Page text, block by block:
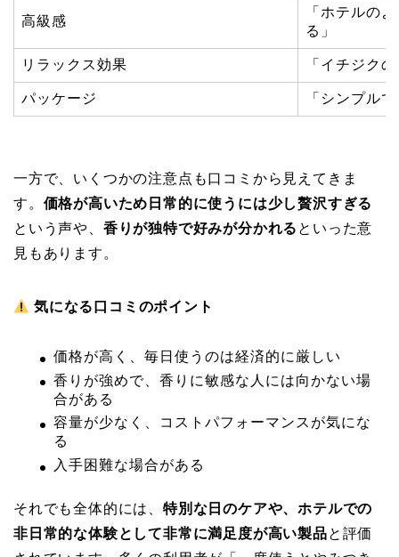
高級感
「ホテルの
る」
リラックス効果 「イチジク
パッケージ 「シンプル
一方で、いくつかの注意点も口コミから見えてきま
す。 価格が高いため日常的に使うには少し贅沢すぎる
という声や、 香りが独特で好みが分かれる といった意
見もあります。
気になる口コミのポイント
価格が高く、毎日使うのは経済的に厳しい
香りが強めで、香りに敏感な人には向かない場
合がある
容量が少なく、コストパフォーマンスが気にな
る
入手困難な場合がある
それでも全体的には、 特別な日のケアや、ホテルでの
非日常的な体験として非常に満足度が高い製品と評価